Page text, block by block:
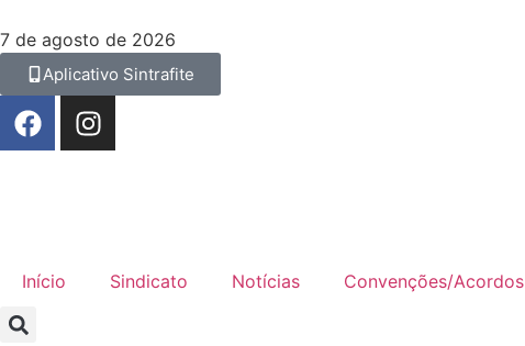
7 de agosto de 2026
Aplicativo Sintrafite
Início Sindicato Notícias Convenções/Acordos